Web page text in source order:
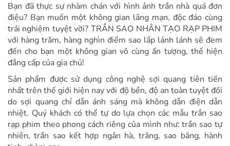
Bạn đã thực sự nhàm chán với hình ảnh trần nhà quá đơn
điệu? Bạn muốn một không gian lãng mạn, độc đáo cùng
trải nghiệm tuyệt vời? TRẦN SAO NHÂN TẠO RẠP PHIM
với hàng trăm, hàng nghìn điểm sao lấp lánh lánh sẽ đem
đến cho bạn một không gian vô cùng ấn tượng, thể hiện
đẳng cấp của gia chủ!
Sản phẩm được sử dụng công nghệ sợi quang tiên tiến
nhất trên thế giới hiện nay với độ bền, độ an toàn tuyệt đối
do sợi quang chỉ dẫn ánh sáng mà không dẫn điện dẫn
nhiệt. Quý khách có thể tự do lựa chọn các mẫu trần sao
rạp phim theo phong cách riêng của mình như: trần sao tự
nhiên, trần sao kết hợp ngân hà, trăng, sao băng, hành